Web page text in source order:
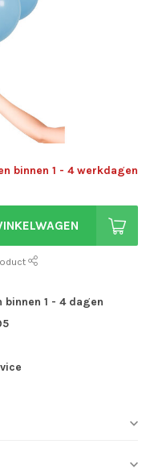
binnen 1 - 4 werkdagen
binnen 1 - 4 dagen